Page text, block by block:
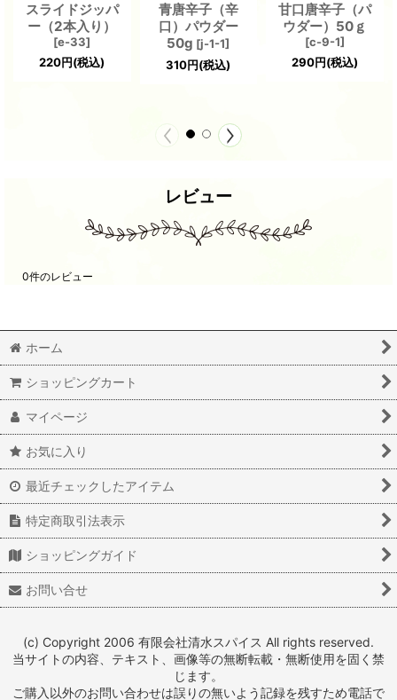
スライドジッパ
ー（2本入り）
[e-33]
220円(税込)
青唐辛子（辛
口）パウダー
50g [j-1-1]
310円(税込)
甘口唐辛子（パ
ウダー）50ｇ
[c-9-1]
290円(税込)
レビュー
0件のレビュー
ホーム
ショッピングカート
マイページ
お気に入り
最近チェックしたアイテム
特定商取引法表示
ショッピングガイド
お問い合せ
(c) Copyright 2006 有限会社清水スパイス All rights reserved.
当サイトの内容、テキスト、画像等の無断転載・無断使用を固く禁
じます。
ご購入以外のお問い合わせは誤りの無いよう記録を残すため電話で